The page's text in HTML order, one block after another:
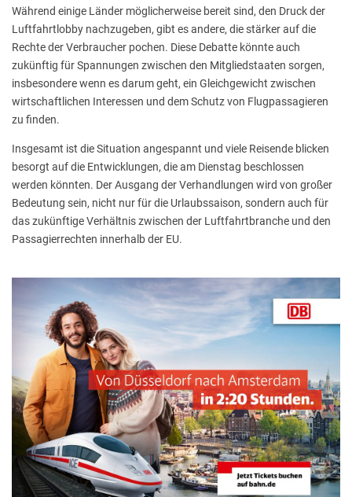
Während einige Länder möglicherweise bereit sind, den Druck der
Luftfahrtlobby nachzugeben, gibt es andere, die stärker auf die
Rechte der Verbraucher pochen. Diese Debatte könnte auch
zukünftig für Spannungen zwischen den Mitgliedstaaten sorgen,
insbesondere wenn es darum geht, ein Gleichgewicht zwischen
wirtschaftlichen Interessen und dem Schutz von Flugpassagieren
zu finden.
Insgesamt ist die Situation angespannt und viele Reisende blicken
besorgt auf die Entwicklungen, die am Dienstag beschlossen
werden könnten. Der Ausgang der Verhandlungen wird von großer
Bedeutung sein, nicht nur für die Urlaubssaison, sondern auch für
das zukünftige Verhältnis zwischen der Luftfahrtbranche und den
Passagierrechten innerhalb der EU.